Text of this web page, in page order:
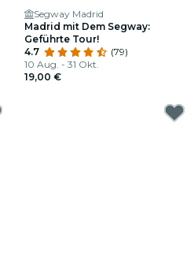
Segway Madrid
Madrid mit Dem Segway:
Geführte Tour!
4.7
(79)
10 Aug. - 31 Okt.
19,00 €